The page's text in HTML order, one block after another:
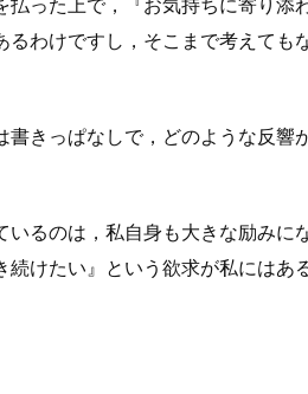
払った上で，『お気持ちに寄り添
るわけですし，そこまで考えても
書きっぱなしで，どのような反響
いるのは，私自身も大きな励みに
続けたい』という欲求が私にはあ